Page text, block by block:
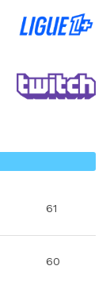
61
60